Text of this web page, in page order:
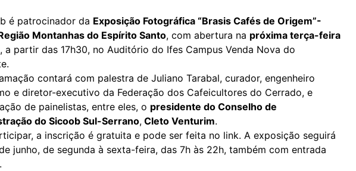
é patrocinador da Exposição Fotográfica “Brasis Cafés de Origem”-
Montanhas do Espírito Santo, com abertura na próxima terça-feira
, a partir das 17h30, no Auditório do Ifes Campus Venda Nova do
contará com palestra de Juliano Tarabal, curador, engenheiro
e diretor-executivo da Federação dos Cafeicultores do Cerrado, e
de painelistas, entre eles, o presidente do Conselho de
do Sicoob Sul-Serrano,Cleto Venturim.
a inscrição é gratuita e pode ser feita no link. A exposição seguirá
junho, de segunda à sexta-feira, das 7h às 22h, também com entrada